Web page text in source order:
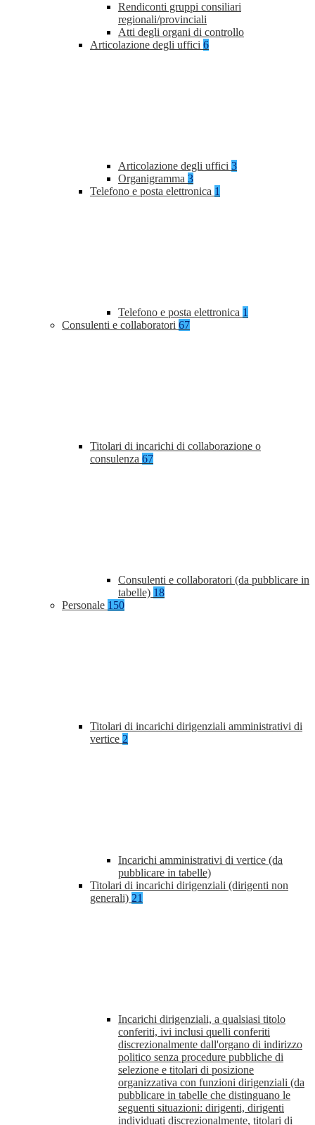
Rendiconti gruppi consiliari
regionali/provinciali
Atti degli organi di controllo
Articolazione degli uffici 6
Articolazione degli uffici 3
Organigramma 3
Telefono e posta elettronica 1
Telefono e posta elettronica 1
Consulenti e collaboratori 67
Titolari di incarichi di collaborazione o
consulenza 67
Consulenti e collaboratori (da pubblicare in
tabelle) 18
Personale 150
Titolari di incarichi dirigenziali amministrativi di
vertice 2
Incarichi amministrativi di vertice (da
pubblicare in tabelle)
Titolari di incarichi dirigenziali (dirigenti non
generali) 21
Incarichi dirigenziali, a qualsiasi titolo
conferiti, ivi inclusi quelli conferiti
discrezionalmente dall'organo di indirizzo
politico senza procedure pubbliche di
selezione e titolari di posizione
organizzativa con funzioni dirigenziali (da
pubblicare in tabelle che distinguano le
seguenti situazioni: dirigenti, dirigenti
individuati discrezionalmente, titolari di